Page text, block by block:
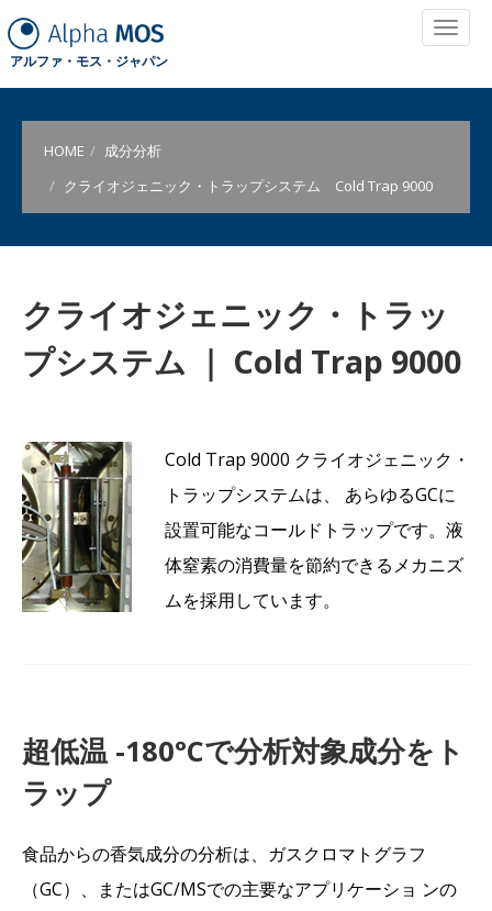
アルファ・モス・ジャパン
HOME
成分分析
クライオジェニック・トラップシステム Cold Trap 9000
クライオジェニック・トラッ
プシステム ｜ Cold Trap 9000
Cold Trap 9000 クライオジェニック・
トラップシステムは、 あらゆるGCに
設置可能なコールドトラップです。液
体窒素の消費量を節約できるメカニズ
ムを採用しています。
超低温 -180°Cで分析対象成分をト
ラップ
食品からの香気成分の分析は、ガスクロマトグラフ
（GC）、またはGC/MSでの主要なアプリケーショ ンの